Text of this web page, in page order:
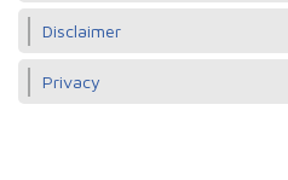
Disclaimer
Privacy